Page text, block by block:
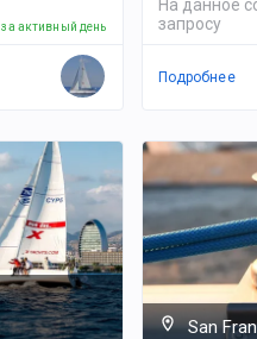
за активный день
На данное
запросу
Подробнее
San